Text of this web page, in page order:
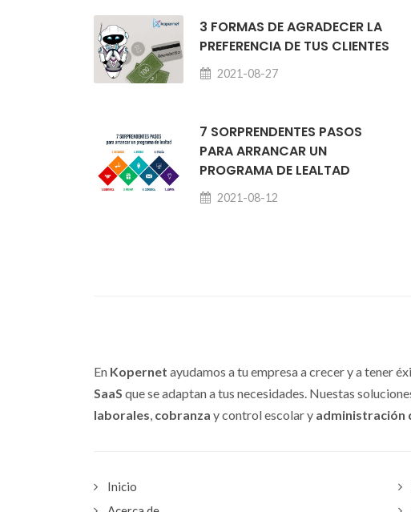
3 FORMAS DE AGRADECER LA
PREFERENCIA DE TUS CLIENTES
2021-08-27
7 SORPRENDENTES PASOS
PARA ARRANCAR UN
PROGRAMA DE LEALTAD
2021-08-12
En Kopernet ayudamos a tu empresa a crecer y a tener
SaaS que se adaptan a tus necesidades. Nuestas
laborales, cobranza y control escolar y administración
Inicio